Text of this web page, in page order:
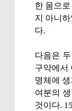
한 몸으
지 아니
다.
다음은
구약에서
명체에
여분의
것이다.